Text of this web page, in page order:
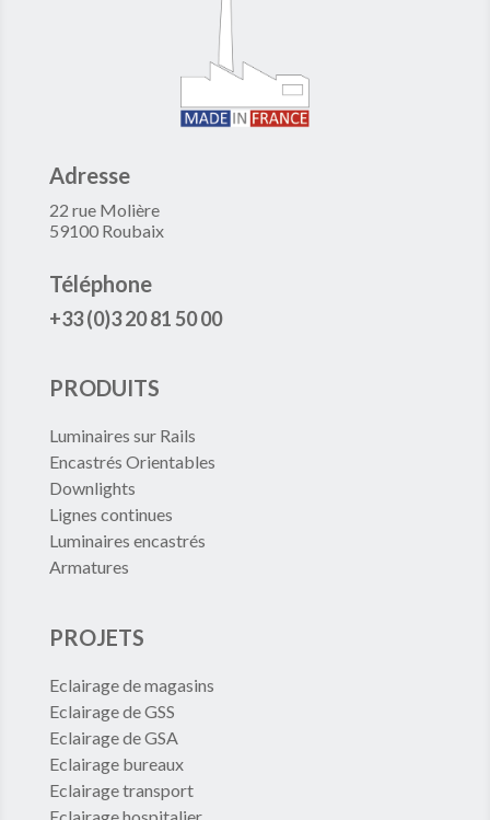
Adresse
22 rue Molière
59100 Roubaix
Téléphone
+33 (0)3 20 81 50 00
PRODUITS
Luminaires sur Rails
Encastrés Orientables
Downlights
Lignes continues
Luminaires encastrés
Armatures
PROJETS
Eclairage de magasins
Eclairage de GSS
Eclairage de GSA
Eclairage bureaux
Eclairage transport